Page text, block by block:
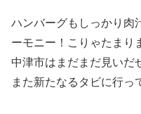
ハンバーグもしっかり肉
ーモニー！こりゃたまり
中津市はまだまだ見いだ
また新たなるタビに行っ